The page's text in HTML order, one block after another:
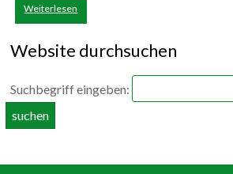
Weiterlesen
Website durchsuchen
Suchbegriff eingeben: